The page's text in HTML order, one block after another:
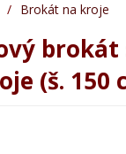
/ Brokát na kroje
(š. 150